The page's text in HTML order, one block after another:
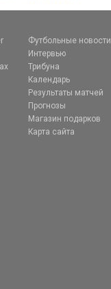
Футбольные новости
Интервью
Трибуна
Календарь
Результаты матчей
Прогнозы
Магазин подарков
Карта сайта